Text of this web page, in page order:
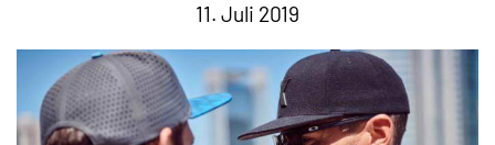
11. Juli 2019